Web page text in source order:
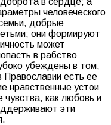
человеческого
добрые
они формируют
может
в рабство
убеждены в том,
есть ее
нравственные устои
как любовь и
эти